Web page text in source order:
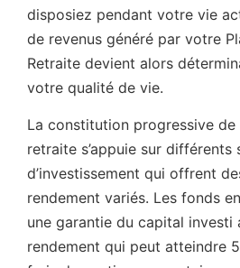
disposiez pendant votre vie
de revenus généré par votre
Retraite devient alors
votre qualité de vie.
La constitution progressive
retraite s’appuie sur différents
d’investissement qui offrent
rendement variés. Les fonds
une garantie du capital
rendement qui peut atteindre